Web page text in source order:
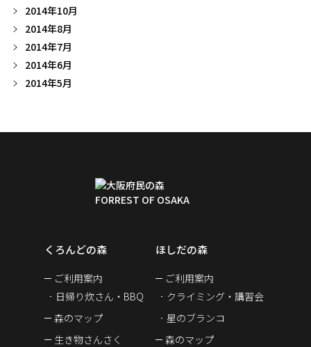
2014年10月
2014年8月
2014年7月
2014年6月
2014年5月
くろんどの森
ご利用案内
日帰り炊さん・BBQ
森のマップ
生き物さんさく
ほしだの森
ご利用案内
クライミング・講習会
星のブランコ
森のマップ